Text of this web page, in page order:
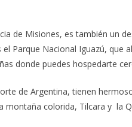
de Misiones, es también un
Parque Nacional Iguazú, que
donde puedes hospedarte
de Argentina, tienen
montaña colorida, Tilcara y la